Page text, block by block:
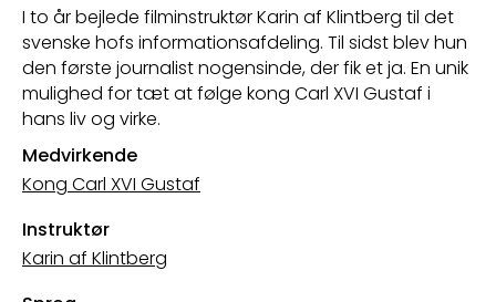
I to år bejlede filminstruktør Karin af Klintberg til det
svenske hofs informationsafdeling. Til sidst blev hun
den første journalist nogensinde, der fik et ja. En unik
mulighed for tæt at følge kong Carl XVI Gustaf i
hans liv og virke.
Medvirkende
Kong Carl XVI Gustaf
Instruktør
Karin af Klintberg